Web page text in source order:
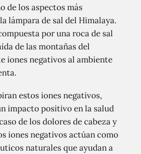
de los aspectos más
lámpara de sal del Himalaya.
por una roca de sal
de las montañas del
iones negativos al ambiente
estos iones negativos,
impacto positivo en la salud
de los dolores de cabeza y
iones negativos actúan como
naturales que ayudan a